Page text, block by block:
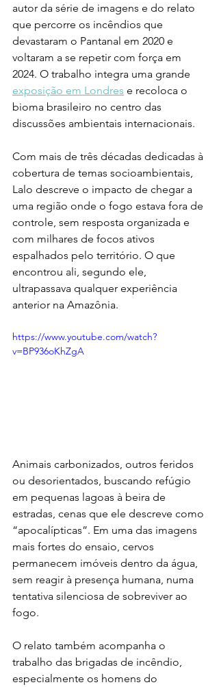
autor da série de imagens e do relato
que percorre os incêndios que
devastaram o Pantanal em 2020 e
voltaram a se repetir com força em
2024. O trabalho integra uma grande
exposição em Londres e recoloca o
bioma brasileiro no centro das
discussões ambientais internacionais.
Com mais de três décadas dedicadas à
cobertura de temas socioambientais,
Lalo descreve o impacto de chegar a
uma região onde o fogo estava fora de
controle, sem resposta organizada e
com milhares de focos ativos
espalhados pelo território. O que
encontrou ali, segundo ele,
ultrapassava qualquer experiência
anterior na Amazônia.
https://www.youtube.com/watch?
v=BP936oKhZgA
Animais carbonizados, outros feridos
ou desorientados, buscando refúgio
em pequenas lagoas à beira de
estradas, cenas que ele descreve como
“apocalípticas”. Em uma das imagens
mais fortes do ensaio, cervos
permanecem imóveis dentro da água,
sem reagir à presença humana, numa
tentativa silenciosa de sobreviver ao
fogo.
O relato também acompanha o
trabalho das brigadas de incêndio,
especialmente os homens do